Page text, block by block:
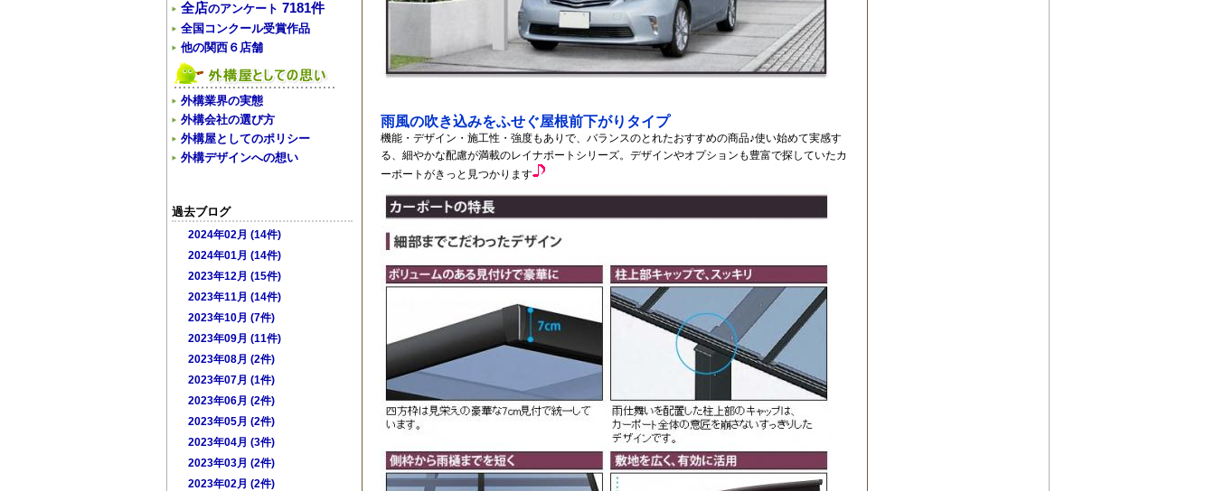
雨風の吹き込みをふせぐ屋根前下がりタイプ
機能・デザイン・施工性・強度もありで、バランスのとれたおすすめの商品♪使い始めて実感す
る、細やかな配慮が満載のレイナポートシリーズ。デザインやオプションも豊富で探していたカ
ーポートがきっと見つかります
全店のアンケート 7181件
全国コンクール受賞作品
他の関西６店舗
外構業界の実態
外構会社の選び方
外構屋としてのポリシー
外構デザインへの想い
過去ブログ
2024年02月 (14件)
2024年01月 (14件)
2023年12月 (15件)
2023年11月 (14件)
2023年10月 (7件)
2023年09月 (11件)
2023年08月 (2件)
2023年07月 (1件)
2023年06月 (2件)
2023年05月 (2件)
2023年04月 (3件)
2023年03月 (2件)
2023年02月 (2件)